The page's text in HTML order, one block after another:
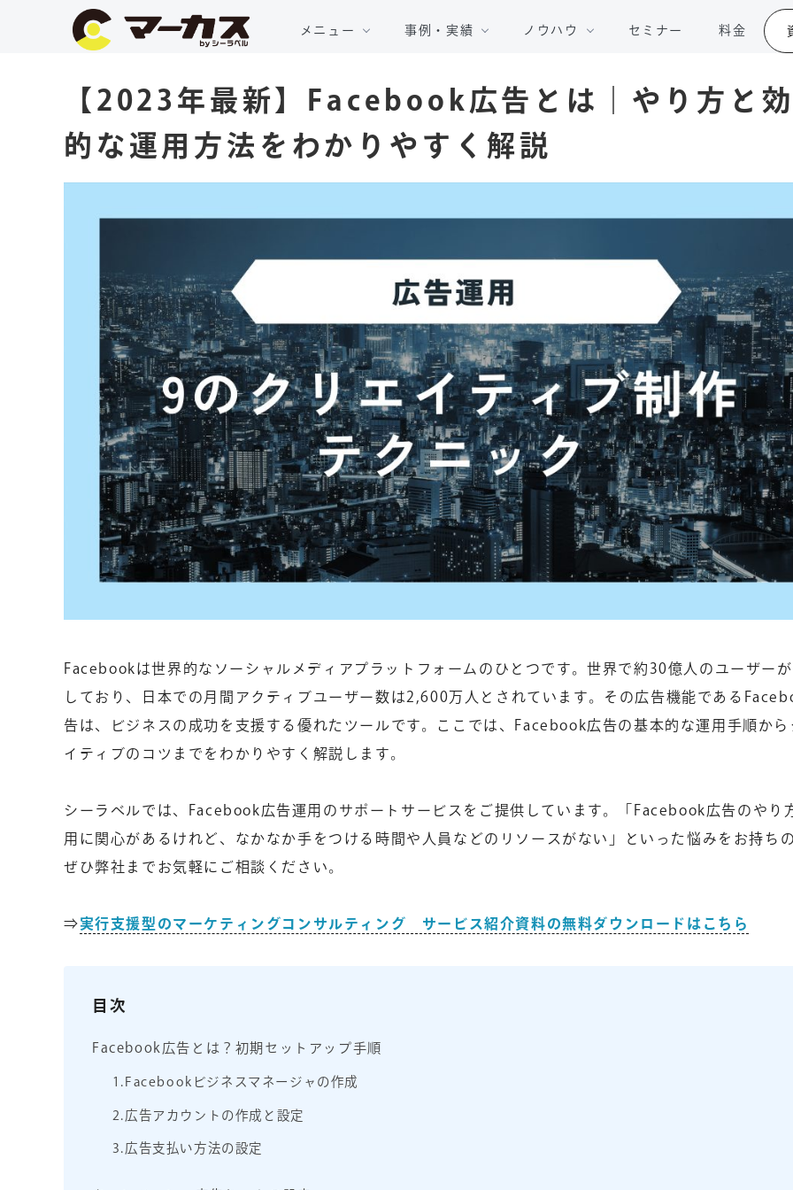
メニュー 事例・実績 ノウハウ セミナー 料金
【2023年最新】Facebook広告とは｜やり方と
的な運用方法をわかりやすく解説
Facebookは世界的なソーシャルメディアプラットフォームのひとつです。世界で約30億人のユーザー
しており、日本での月間アクティブユーザー数は2,600万人とされています。その広告機能である
告は、ビジネスの成功を支援する優れたツールです。ここでは、Facebook広告の基本的な運用手順から
イティブのコツまでをわかりやすく解説します。
シーラベルでは、Facebook広告運用のサポートサービスをご提供しています。「Facebook広告のやり
用に関心があるけれど、なかなか手をつける時間や人員などのリソースがない」といった悩みをお持ち
ぜひ弊社までお気軽にご相談ください。
⇒実行支援型のマーケティングコンサルティング サービス紹介資料の無料ダウンロードはこちら
目次
Facebook広告とは？初期セットアップ手順
1.Facebookビジネスマネージャの作成
2.広告アカウントの作成と設定
3.広告支払い方法の設定